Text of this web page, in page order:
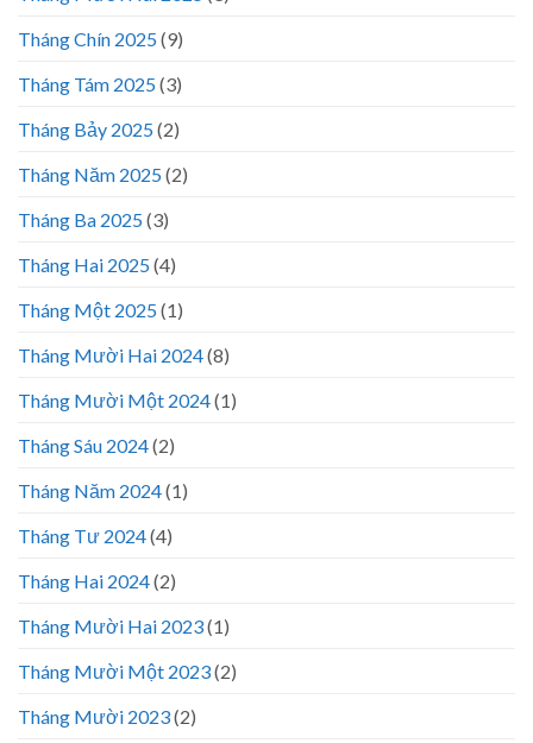
Tháng Chín 2025(9)
Tháng Tám 2025(3)
Tháng Bảy 2025(2)
Tháng Năm 2025(2)
Tháng Ba 2025(3)
Tháng Hai 2025(4)
Tháng Một 2025(1)
Tháng Mười Hai 2024(8)
Tháng Mười Một 2024(1)
Tháng Sáu 2024(2)
Tháng Năm 2024(1)
Tháng Tư 2024(4)
Tháng Hai 2024(2)
Tháng Mười Hai 2023(1)
Tháng Mười Một 2023(2)
Tháng Mười 2023(2)